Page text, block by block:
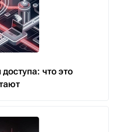
что это